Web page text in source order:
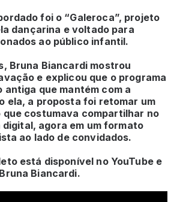
foi o “Galeroca”, projeto
dançarina e voltado para
ao público infantil.
Bruna Biancardi mostrou
e explicou que o programa
antiga que mantém com a
ela, a proposta foi retomar um
costumava compartilhar no
agora em um formato
ao lado de convidados.
está disponível no YouTube e
Biancardi.